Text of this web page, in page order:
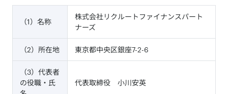
（1）名称
株式会社リクルートファイナンスパート
ナーズ
（2）所在地 東京都中央区銀座7-2-6
（3）代表者
の役職・氏
代表取締役 小川安英